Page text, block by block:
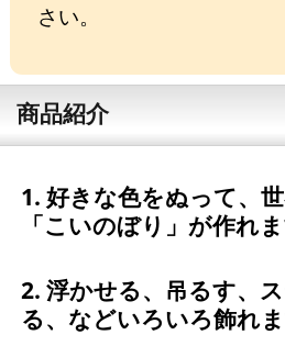
さい。
商品紹介
1. 好きな色をぬって、
「こいのぼり」が作れ
2. 浮かせる、吊るす、
る、などいろいろ飾れ